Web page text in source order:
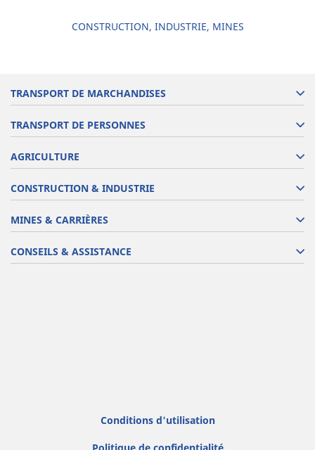
CONSTRUCTION, INDUSTRIE, MINES
TRANSPORT DE MARCHANDISES
TRANSPORT DE PERSONNES
AGRICULTURE
CONSTRUCTION & INDUSTRIE
MINES & CARRIÈRES
CONSEILS & ASSISTANCE
Conditions d'utilisation